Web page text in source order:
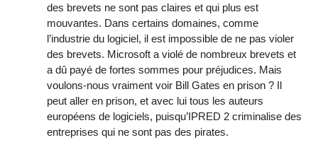
des brevets ne sont pas claires et qui plus est
mouvantes. Dans certains domaines, comme
l’industrie du logiciel, il est impossible de ne pas violer
des brevets. Microsoft a violé de nombreux brevets et
a dû payé de fortes sommes pour préjudices. Mais
voulons-nous vraiment voir Bill Gates en prison ? Il
peut aller en prison, et avec lui tous les auteurs
européens de logiciels, puisqu’IPRED 2 criminalise des
entreprises qui ne sont pas des pirates.